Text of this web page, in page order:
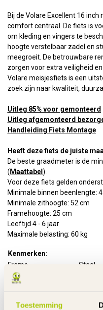
Toestemming
Bij de Volare Excellent 16
comfort centraal. De fiets is
om kleding en vingers te
hoogte verstelbaar zadel en
meegroeit. De betrouwbare
zorgen voor extra veiligheid
Volare meisjesfiets is een
zoek zijn naar kwaliteit,
Uitleg 85% voor gemonteerd
Uitleg afgemonteerd
Handleiding Fiets Montage
Heeft deze fiets de juiste
De beste graadmeter is de
( Maattabel ).
Voor deze fiets gelden
Minimale binnen beenlengte:
Minimale zithoogte: 52 cm
Framehoogte: 25 cm
Leeftijd 4 - 6 jaar
Maximale belasting: 60 kg
Kenmerken:
Frame
Staal
Rem voor